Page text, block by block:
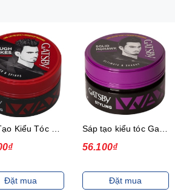
Đặt mua
56.100₫
Đặt mua